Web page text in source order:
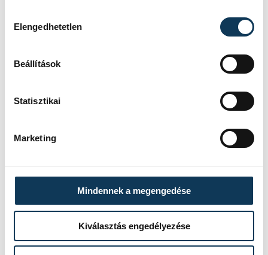
Elengedhetetlen
Beállítások
Statisztikai
Marketing
Mindennek a megengedése
Kiválasztás engedélyezése
Domján
Attila